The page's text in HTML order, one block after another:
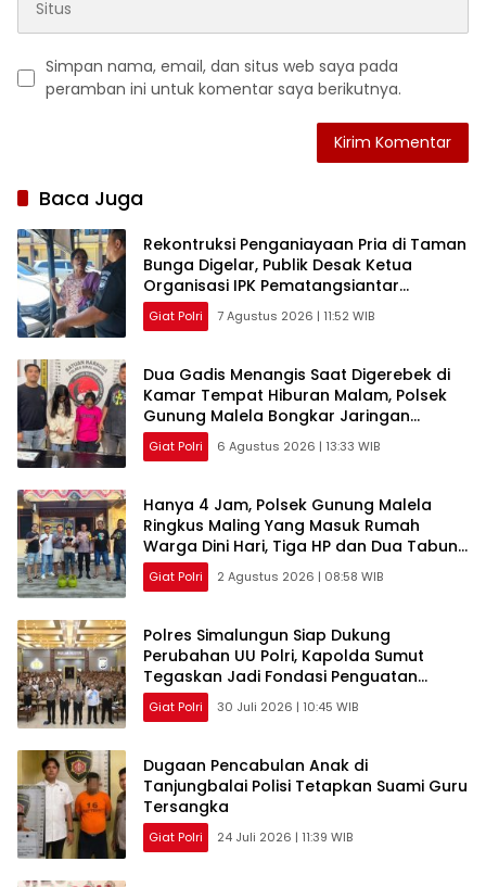
Simpan nama, email, dan situs web saya pada
peramban ini untuk komentar saya berikutnya.
Baca Juga
Rekontruksi Penganiayaan Pria di Taman
Bunga Digelar, Publik Desak Ketua
Organisasi IPK Pematangsiantar
Diperiksa
Giat Polri 7 Agustus 2026 | 11:52 WIB
Dua Gadis Menangis Saat Digerebek di
Kamar Tempat Hiburan Malam, Polsek
Gunung Malela Bongkar Jaringan
Pemakai Sabu di Simalungun
Giat Polri 6 Agustus 2026 | 13:33 WIB
Hanya 4 Jam, Polsek Gunung Malela
Ringkus Maling Yang Masuk Rumah
Warga Dini Hari, Tiga HP dan Dua Tabung
Gas Berhasil Diamankan
Giat Polri 2 Agustus 2026 | 08:58 WIB
Polres Simalungun Siap Dukung
Perubahan UU Polri, Kapolda Sumut
Tegaskan Jadi Fondasi Penguatan
Profesionalisme dan Akuntabilitas
Personel
Giat Polri 30 Juli 2026 | 10:45 WIB
Dugaan Pencabulan Anak di
Tanjungbalai Polisi Tetapkan Suami Guru
Tersangka
Giat Polri 24 Juli 2026 | 11:39 WIB